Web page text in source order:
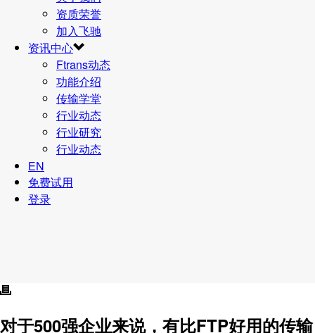
资质荣誉
加入飞驰
资讯中心
Ftrans动态
功能介绍
传输学堂
行业动态
行业研究
行业动态
EN
免费试用
登录
对于500强企业来说，有比FTP好用的传输